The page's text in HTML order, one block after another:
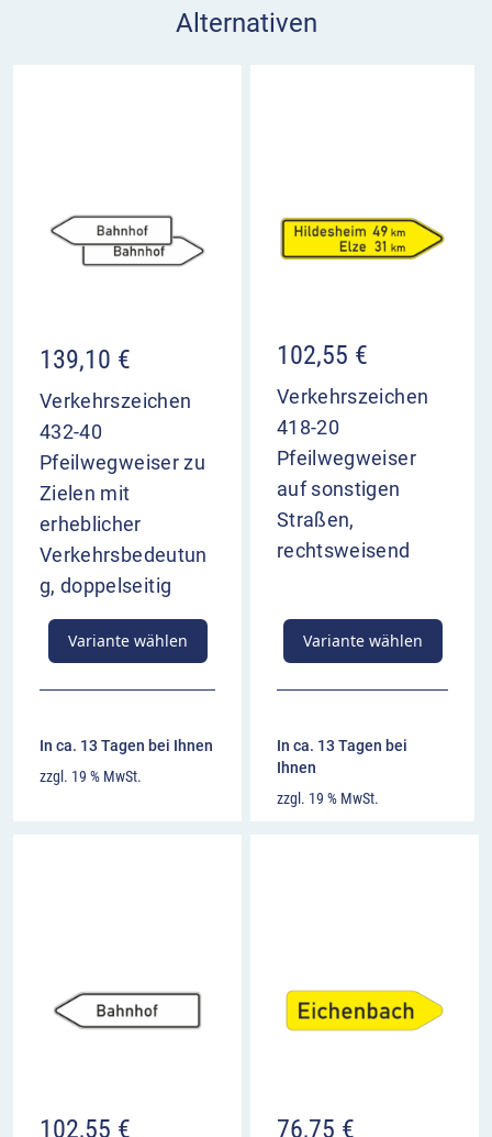
Alternativen
139,10 €
Verkehrszeichen
432-40
Pfeilwegweiser zu
Zielen mit
erheblicher
Verkehrsbedeutun
g, doppelseitig
Variante wählen
In ca. 13 Tagen bei Ihnen
zzgl. 19 % MwSt.
102,55 €
Verkehrszeichen
418-20
Pfeilwegweiser
auf sonstigen
Straßen,
rechtsweisend
Variante wählen
In ca. 13 Tagen bei
Ihnen
zzgl. 19 % MwSt.
102,55 € 76,75 €